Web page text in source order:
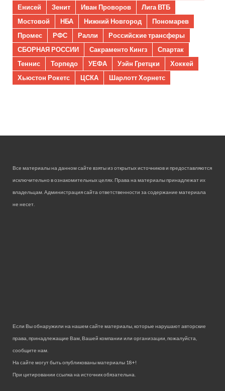
Енисей
Зенит Иван Проворов
Лига ВТБ
Мостовой
НБА Нижний Новгород
Пономарев
Промес
РФС Ралли
Российские трансферы
СБОРНАЯ РОССИИ
Сакраменто Кингз
Спартак
Теннис
Торпедо УЕФА Уэйн Гретцки
Хоккей
Хьюстон Рокетс
ЦСКА Шарлотт Хорнетс
Все материалы на данном сайте взяты из открытых источников и предоставляются
исключительно в ознакомительных целях. Права на материалы принадлежат их
владельцам. Администрация сайта ответственности за содержание материала
не несет.
Если Вы обнаружили на нашем сайте материалы, которые нарушают авторские
права, принадлежащие Вам, Вашей компании или организации, пожалуйста,
сообщите нам.
На сайте могут быть опубликованы материалы 18+!
При цитировании ссылка на источник обязательна.